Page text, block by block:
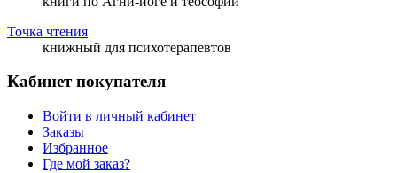
Точка чтения
книжный для психотерапевтов
Кабинет покупателя
Войти в личный кабинет
Заказы
Избранное
Где мой заказ?